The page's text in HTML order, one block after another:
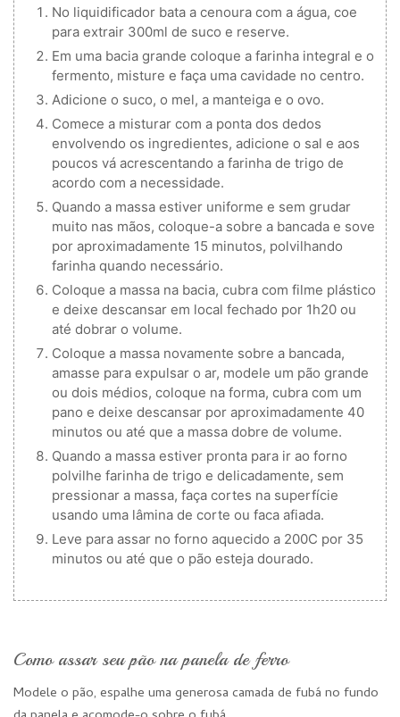
No liquidificador bata a cenoura com a água, coe
para extrair 300ml de suco e reserve.
Em uma bacia grande coloque a farinha integral e o
fermento, misture e faça uma cavidade no centro.
Adicione o suco, o mel, a manteiga e o ovo.
Comece a misturar com a ponta dos dedos
envolvendo os ingredientes, adicione o sal e aos
poucos vá acrescentando a farinha de trigo de
acordo com a necessidade.
Quando a massa estiver uniforme e sem grudar
muito nas mãos, coloque-a sobre a bancada e sove
por aproximadamente 15 minutos, polvilhando
farinha quando necessário.
Coloque a massa na bacia, cubra com filme plástico
e deixe descansar em local fechado por 1h20 ou
até dobrar o volume.
Coloque a massa novamente sobre a bancada,
amasse para expulsar o ar, modele um pão grande
ou dois médios, coloque na forma, cubra com um
pano e deixe descansar por aproximadamente 40
minutos ou até que a massa dobre de volume.
Quando a massa estiver pronta para ir ao forno
polvilhe farinha de trigo e delicadamente, sem
pressionar a massa, faça cortes na superfície
usando uma lâmina de corte ou faca afiada.
Leve para assar no forno aquecido a 200C por 35
minutos ou até que o pão esteja dourado.
Como assar seu pão na panela de ferro
Modele o pão, espalhe uma generosa camada de fubá no fundo